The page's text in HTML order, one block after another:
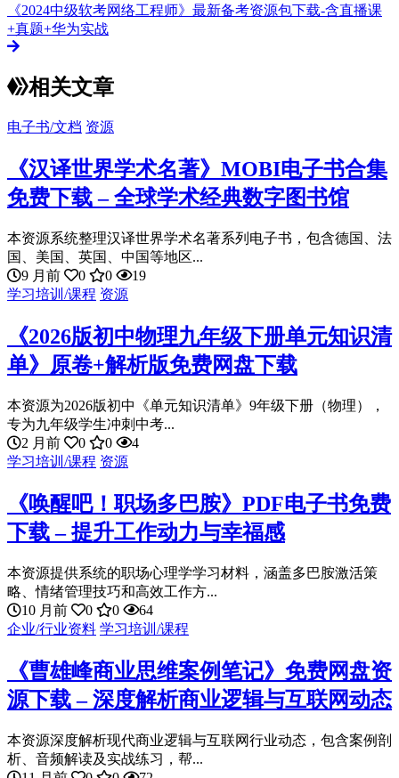
《2024中级软考网络工程师》最新备考资源包下载-含直播课
+真题+华为实战
相关文章
电子书/文档 资源
《汉译世界学术名著》MOBI电子书合集
免费下载 – 全球学术经典数字图书馆
本资源系统整理汉译世界学术名著系列电子书，包含德国、法
国、美国、英国、中国等地区...
9 月前
0 0
19
学习培训/课程 资源
《2026版初中物理九年级下册单元知识清
单》原卷+解析版免费网盘下载
本资源为2026版初中《单元知识清单》9年级下册（物理），
专为九年级学生冲刺中考...
2 月前
0 0
4
学习培训/课程 资源
《唤醒吧！职场多巴胺》PDF电子书免费
下载 – 提升工作动力与幸福感
本资源提供系统的职场心理学学习材料，涵盖多巴胺激活策
略、情绪管理技巧和高效工作方...
10 月前
0 0
64
企业/行业资料 学习培训/课程
《曹雄峰商业思维案例笔记》免费网盘资
源下载 – 深度解析商业逻辑与互联网动态
本资源深度解析现代商业逻辑与互联网行业动态，包含案例剖
析、音频解读及实战练习，帮...